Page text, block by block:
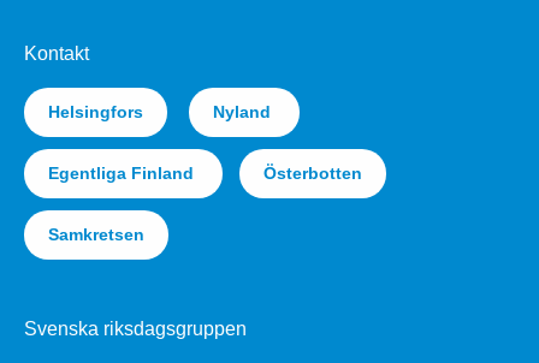
Kontakt
Helsingfors Nyland
Egentliga Finland Österbotten
Samkretsen
Svenska riksdagsgruppen